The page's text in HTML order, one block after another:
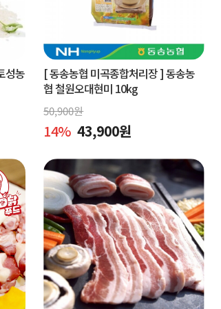
성농
[ 동송농협 미곡종합처리장 ]동송농
협 철원오대현미 10kg
50,900원
14% 43,900원